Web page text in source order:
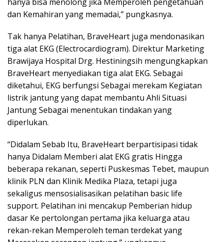
dan Kemahiran yang memadai,” pungkasnya.
Tak hanya Pelatihan, BraveHeart juga mendonasikan
tiga alat EKG (Electrocardiogram). Direktur Marketing
Brawijaya Hospital Drg. Hestiningsih mengungkapkan
BraveHeart menyediakan tiga alat EKG. Sebagai
diketahui, EKG berfungsi Sebagai merekam Kegiatan
listrik jantung yang dapat membantu Ahli Situasi
Jantung Sebagai menentukan tindakan yang
diperlukan.
“Didalam Sebab Itu, BraveHeart berpartisipasi tidak
hanya Didalam Memberi alat EKG gratis Hingga
beberapa rekanan, seperti Puskesmas Tebet, maupun
klinik PLN dan Klinik Medika Plaza, tetapi juga
sekaligus mensosialisasikan pelatihan basic life
support. Pelatihan ini mencakup Pemberian hidup
dasar Ke pertolongan pertama jika keluarga atau
rekan-rekan Memperoleh teman terdekat yang